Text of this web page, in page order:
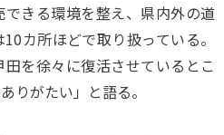
きる環境を整え、県内外の道
カ所ほどで取り扱っている。
を徐々に復活させているとこ
りがたい」と語る。